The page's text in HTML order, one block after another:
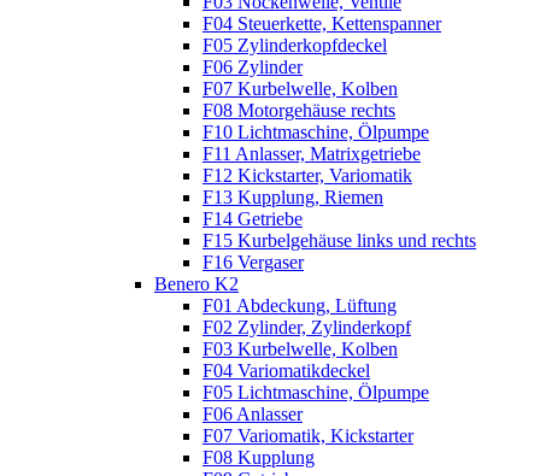
F04 Steuerkette, Kettenspanner
F05 Zylinderkopfdeckel
F06 Zylinder
F07 Kurbelwelle, Kolben
F08 Motorgehäuse rechts
F10 Lichtmaschine, Ölpumpe
F11 Anlasser, Matrixgetriebe
F12 Kickstarter, Variomatik
F13 Kupplung, Riemen
F14 Getriebe
F15 Kurbelgehäuse links und rechts
F16 Vergaser
Benero K2
F01 Abdeckung, Lüftung
F02 Zylinder, Zylinderkopf
F03 Kurbelwelle, Kolben
F04 Variomatikdeckel
F05 Lichtmaschine, Ölpumpe
F06 Anlasser
F07 Variomatik, Kickstarter
F08 Kupplung